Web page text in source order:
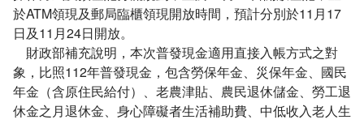
於ATM領現及郵局臨櫃領現開放時間，預計分別於11月17
日及11月24日開放。
財政部補充說明，本次普發現金適用直接入帳方式之對
象，比照112年普發現金，包含勞保年金、災保年金、國民
年金（含原住民給付）、老農津貼、農民退休儲金、勞工退
休金之月退休金、身心障礙者生活補助費、中低收入老人生